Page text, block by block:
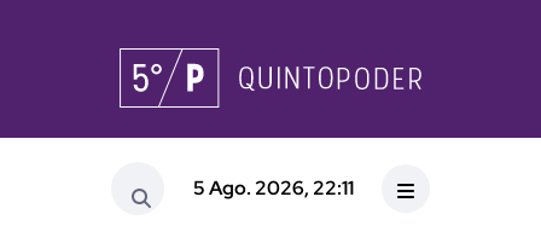
5 Ago. 2026, 22:11